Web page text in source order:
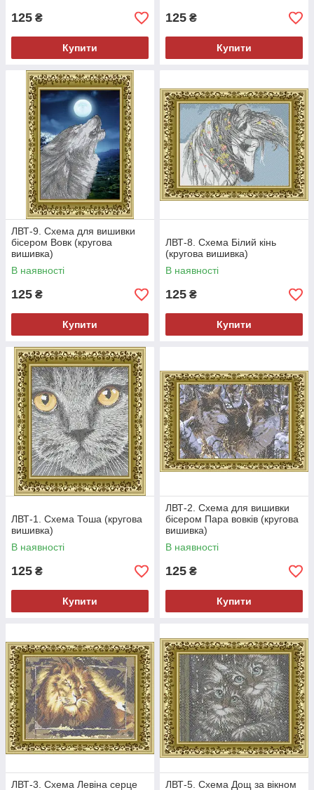
125 ₴
Купити
125 ₴
Купити
ЛВТ-9. Схема для вишивки
бісером Вовк (кругова
вишивка)
В наявності
125 ₴
Купити
ЛВТ-8. Схема Білий кінь
(кругова вишивка)
В наявності
125 ₴
Купити
ЛВТ-1. Схема Тоша (кругова
вишивка)
В наявності
125 ₴
Купити
ЛВТ-2. Схема для вишивки
бісером Пара вовків (кругова
вишивка)
В наявності
125 ₴
Купити
ЛВТ-3. Схема Левіна серце
ЛВТ-5. Схема Дощ за вікном